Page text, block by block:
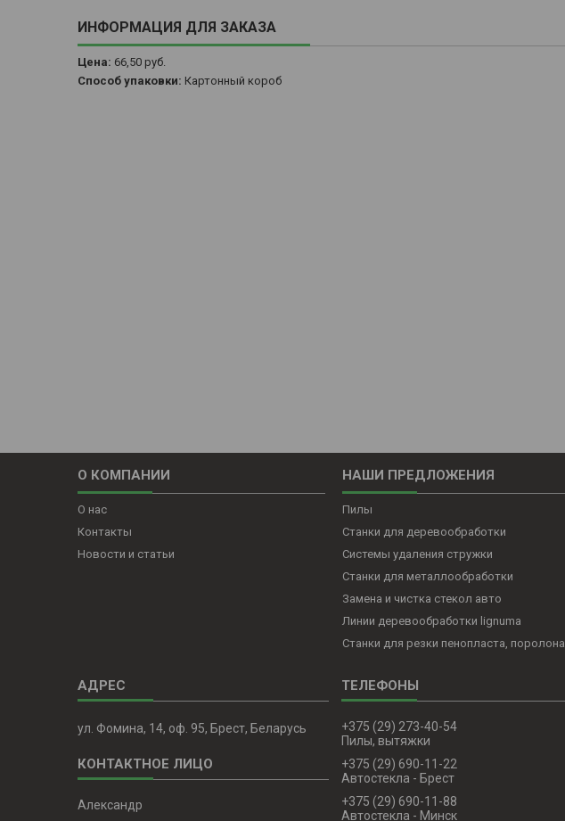
ИНФОРМАЦИЯ ДЛЯ ЗАКАЗА
Цена: 66,50 руб.
Способ упаковки: Картонный короб
О КОМПАНИИ
О нас
Контакты
Новости и статьи
НАШИ ПРЕДЛОЖЕНИЯ
Пилы
Станки для деревообработки
Системы удаления стружки
Станки для металлообработки
Замена и чистка стекол авто
Линии деревообработки lignuma
Станки для резки пенопласта, поролона
ул. Фомина, 14, оф. 95, Брест, Беларусь
Александр
+375 (29) 273-40-54
Пилы, вытяжки
+375 (29) 690-11-22
Автостекла - Брест
+375 (29) 690-11-88
Автостекла - Минск